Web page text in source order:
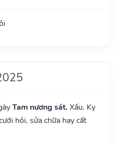
Tam nương sát. Xấu. Kỵ
hỏi, sửa chữa hay cất